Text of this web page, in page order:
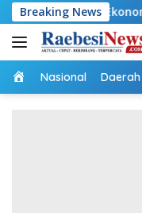
Langsung
ke
konten
Breaking News
Keluarga
Home
Nasional Daerah